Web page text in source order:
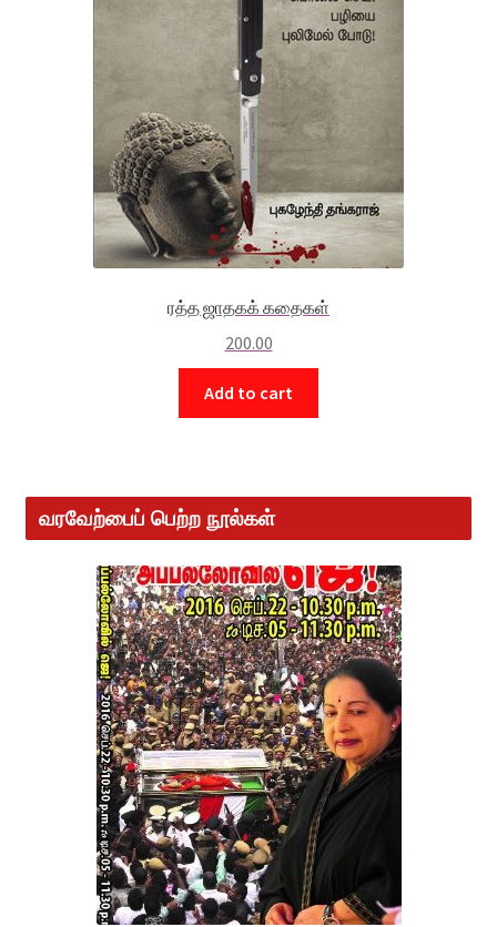
ரத்த ஜாதகக் கதைகள்
200.00
Add to cart
வரவேற்பைப் பெற்ற நூல்கள்